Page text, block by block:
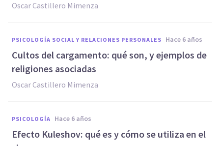
Oscar Castillero Mimenza
PSICOLOGÍA SOCIAL Y RELACIONES PERSONALES hace 6 años
Cultos del cargamento: qué son, y ejemplos de
religiones asociadas
Oscar Castillero Mimenza
PSICOLOGÍA hace 6 años
Efecto Kuleshov: qué es y cómo se utiliza en el